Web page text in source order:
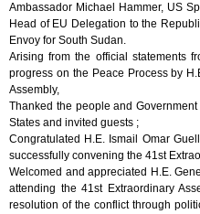
Ambassador Michael Hammer, US
Head of EU Delegation to the
Envoy for South Sudan.
Arising from the official statements
progress on the Peace Process by
Assembly,
Thanked the people and
States and invited guests ;
Congratulated H.E. Ismail Omar
successfully convening the 41st
Welcomed and appreciated H.E.
attending the 41st Extraordinary
resolution of the conflict through